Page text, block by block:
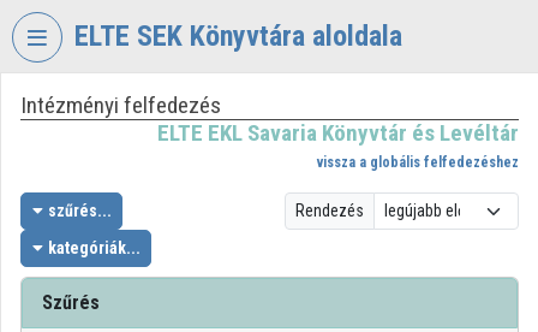
Fejléc kihagyása
ELTE SEK Könyvtára aloldala
VIDEOTORIUM
EKL
SAVARIA
KÖNYVTÁR
ÉS
LEVÉLTÁR
Intézményi felfedezés
ELTE EKL Savaria Könyvtár és Levéltár
vissza a globális felfedezéshez
szűrés...
kategóriák...
Rendezés
Szűrés